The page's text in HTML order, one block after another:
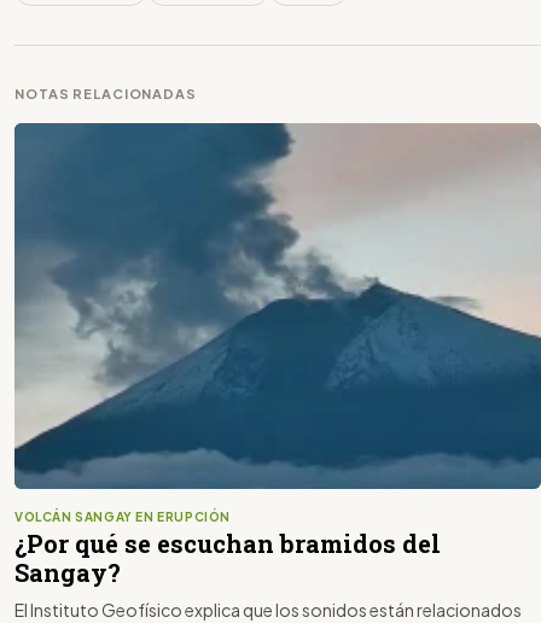
NOTAS RELACIONADAS
VOLCÁN SANGAY EN ERUPCIÓN
¿Por qué se escuchan bramidos del
Sangay?
El Instituto Geofísico explica que los sonidos están relacionados